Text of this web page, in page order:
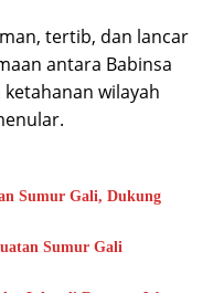
tertib, dan lancar
antara Babinsa
wilayah
Sumur Gali, Dukung
Sumur Gali